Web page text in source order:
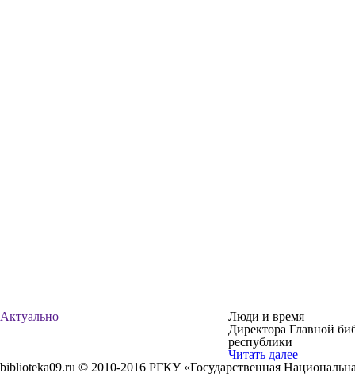
Актуально
Люди и время
Директора Главной
республики
Читать далее
biblioteka09.ru © 2010-2016 РГКУ «Государственная